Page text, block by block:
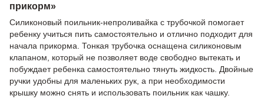
прикорм»
Силиконовый поильник-непроливайка с трубочкой помогает
ребенку учиться пить самостоятельно и отлично подходит для
начала прикорма. Тонкая трубочка оснащена силиконовым
клапаном, который не позволяет воде свободно вытекать и
побуждает ребенка самостоятельно тянуть жидкость. Двойные
ручки удобны для маленьких рук, а при необходимости
крышку можно снять и использовать поильник как чашку.